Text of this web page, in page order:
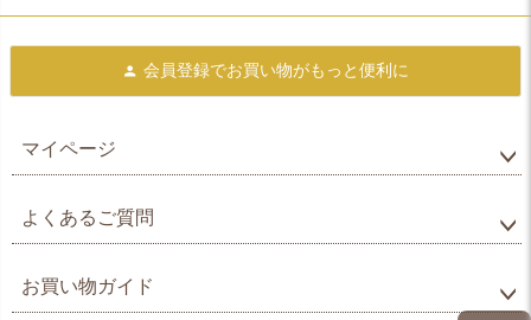
会員登録でお買い物がもっと便利に
マイページ
よくあるご質問
お買い物ガイド